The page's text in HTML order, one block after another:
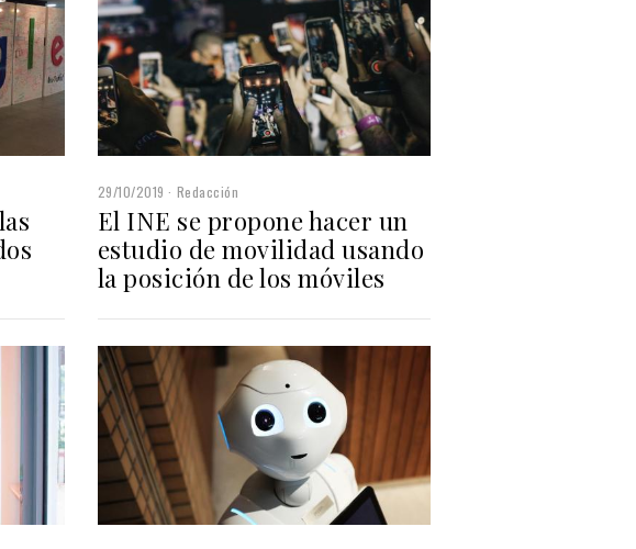
29/10/2019 Redacción
El INE se propone hacer un
estudio de movilidad usando
la posición de los móviles